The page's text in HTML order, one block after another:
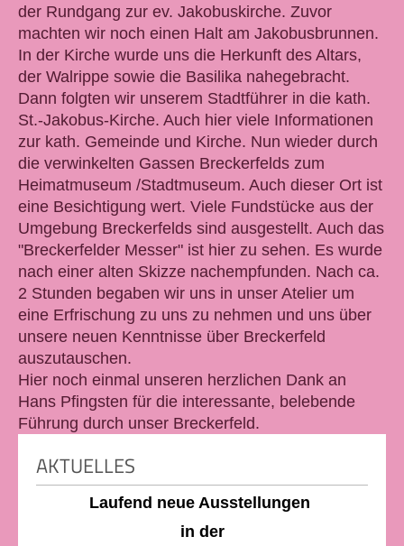
der Rundgang zur ev. Jakobuskirche. Zuvor
machten wir noch einen Halt am Jakobusbrunnen.
In der Kirche wurde uns die Herkunft des Altars,
der Walrippe sowie die Basilika nahegebracht.
Dann folgten wir unserem Stadtführer in die kath.
St.-Jakobus-Kirche. Auch hier viele Informationen
zur kath. Gemeinde und Kirche. Nun wieder durch
die verwinkelten Gassen Breckerfelds zum
Heimatmuseum /Stadtmuseum. Auch dieser Ort ist
eine Besichtigung wert. Viele Fundstücke aus der
Umgebung Breckerfelds sind ausgestellt. Auch das
"Breckerfelder Messer" ist hier zu sehen. Es wurde
nach einer alten Skizze nachempfunden. Nach ca.
2 Stunden begaben wir uns in unser Atelier um
eine Erfrischung zu uns zu nehmen und uns über
unsere neuen Kenntnisse über Breckerfeld
auszutauschen.
Hier noch einmal unseren herzlichen Dank an
Hans Pfingsten für die interessante, belebende
Führung durch unser Breckerfeld.
AKTUELLES
Laufend neue Ausstellungen
in der